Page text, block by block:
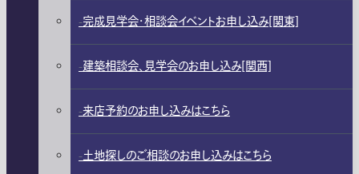
完成見学会・相談会イベントお申し込み[関東]
建築相談会、見学会のお申し込み[関西]
来店予約のお申し込みはこちら
土地探しのご相談のお申し込みはこちら